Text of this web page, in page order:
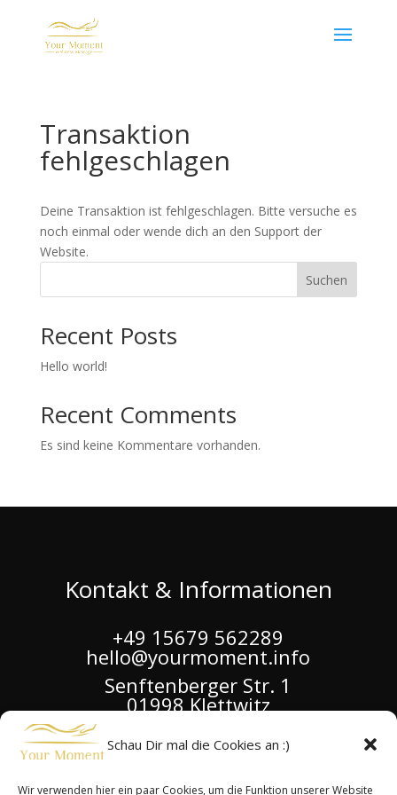
Schau Dir mal die Cookies an :)
Wir verwenden hier ein paar Cookies, um die Funktion unserer Website
Transaktion
fehlgeschlagen
Deine Transaktion ist fehlgeschlagen. Bitte versuche es
noch einmal oder wende dich an den Support der
Website.
Suchen
Recent Posts
Hello world!
Recent Comments
Es sind keine Kommentare vorhanden.
Kontakt & Informationen
+49 15679 562289
hello@yourmoment.info
Senftenberger Str. 1
01998 Klettwitz
Impressum & Datenschutz